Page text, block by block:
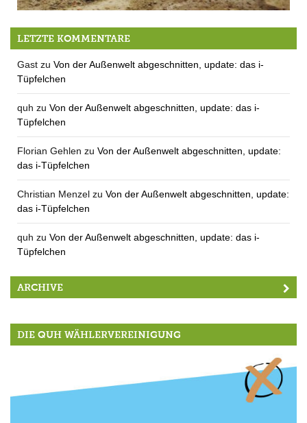
Das geteilte Dorf
LETZTE KOMMENTARE
Gast zu Von der Außenwelt abgeschnitten, update: das i-
Tüpfelchen
quh zu Von der Außenwelt abgeschnitten, update: das i-
Tüpfelchen
Florian Gehlen zu Von der Außenwelt abgeschnitten, update:
das i-Tüpfelchen
Christian Menzel zu Von der Außenwelt abgeschnitten, update:
das i-Tüpfelchen
quh zu Von der Außenwelt abgeschnitten, update: das i-
Tüpfelchen
ARCHIVE
DIE QUH WÄHLERVEREINIGUNG